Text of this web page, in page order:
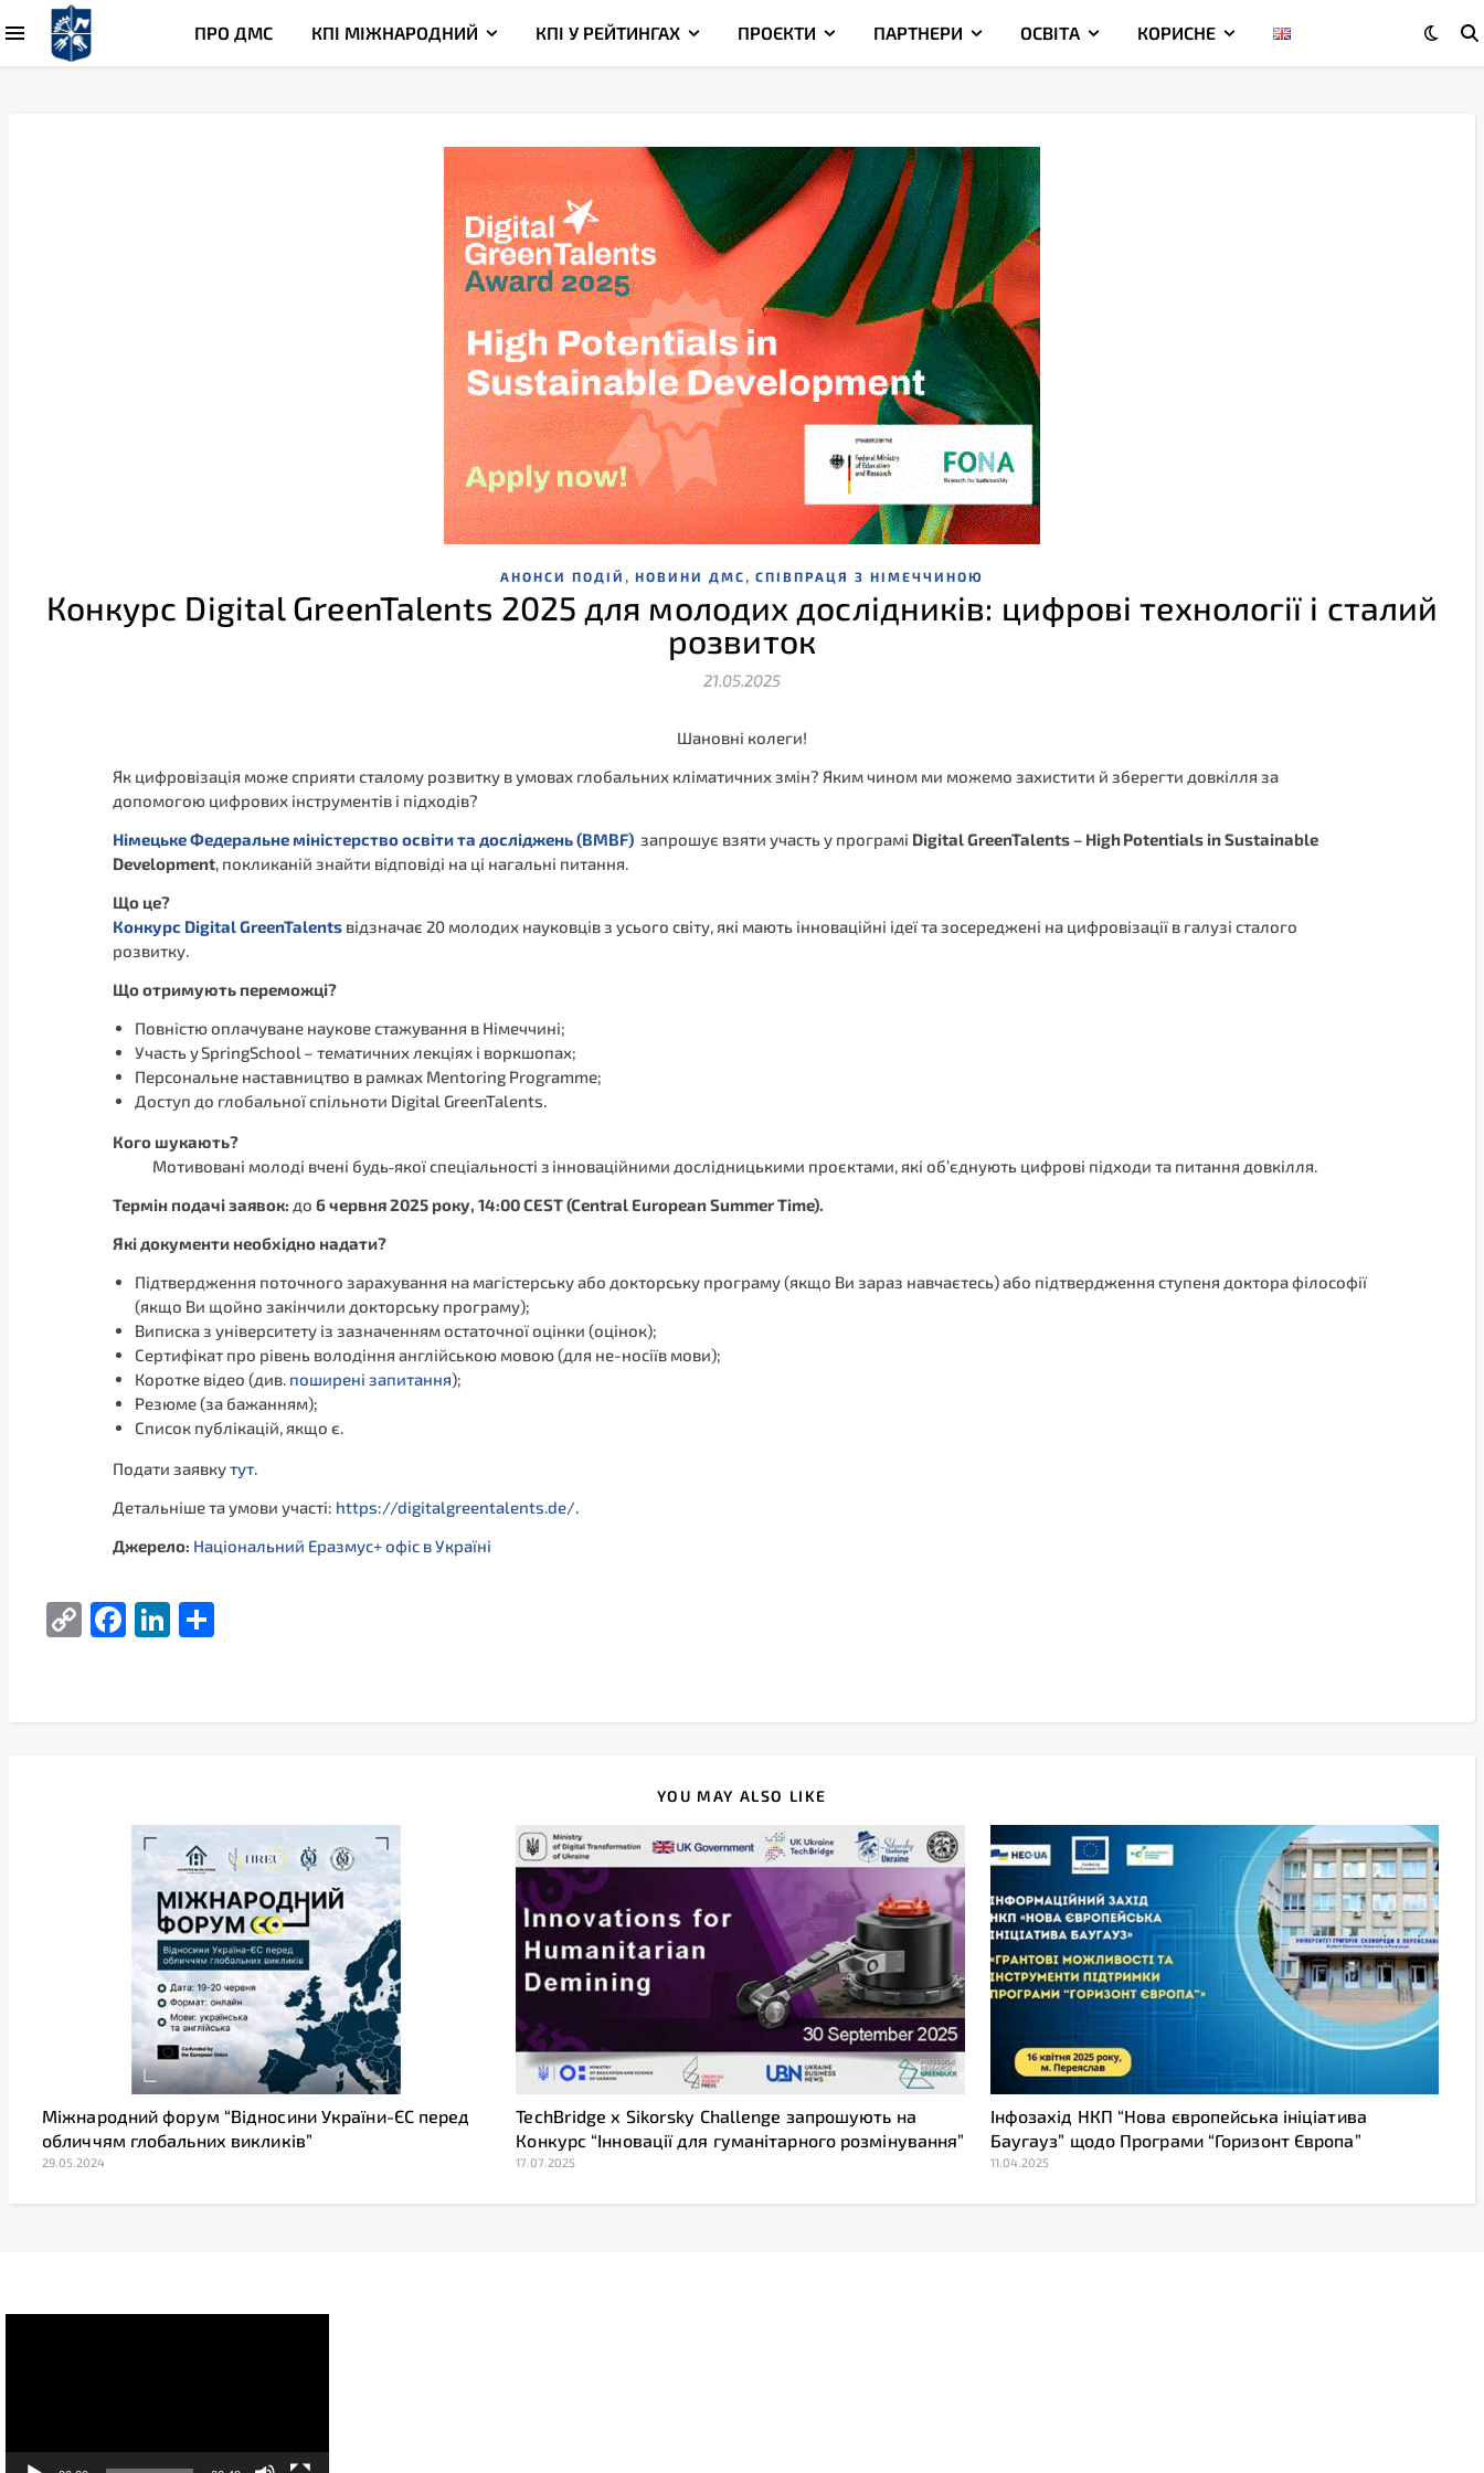
ПРО ДМС КПІ МІЖНАРОДНИЙ КПІ У РЕЙТИНГАХ ПРОЄКТИ ПАРТНЕРИ ОСВІТА КОРИСНЕ
АНОНСИ ПОДІЙ , НОВИНИ ДМС , СПІВПРАЦЯ З НІМЕЧЧИНОЮ
Конкурс Digital GreenTalents 2025 для молодих дослідників: цифрові технології і сталий
розвиток
21.05.2025
Шановні колеги!
Як цифровізація може сприяти сталому розвитку в умовах глобальних кліматичних змін? Яким чином ми можемо захистити й зберегти довкілля за
допомогою цифрових інструментів і підходів?
Німецьке Федеральне міністерство освіти та досліджень (BMBF) запрошує взяти участь у програмі DigitalGreenTalents – HighPotentials inSustainable
Development, покликаній знайти відповіді на ці нагальні питання.
Що це?
Конкурс Digital GreenTalents відзначає 20 молодих науковців з усього світу, які мають інноваційні ідеї та зосереджені на цифровізації в галузі сталого
розвитку.
Що отримують переможці?
Повністю оплачуване наукове стажування в Німеччині;
Участь у SpringSchool – тематичних лекціях і воркшопах;
Персональне наставництво в рамках Mentoring Programme;
Доступ до глобальної спільноти Digital GreenTalents.
Кого шукають?
Мотивовані молоді вчені будь‑якої спеціальності з інноваційними дослідницькими проєктами, які об’єднують цифрові підходи та питання довкілля.
Термін подачі заявок: до 6 червня 2025 року, 14:00 CEST(Central European Summer Time).
Які документи необхідно надати?
Підтвердження поточного зарахування на магістерську або докторську програму (якщо Ви зараз навчаєтесь) або підтвердження ступеня доктора філософії
(якщо Ви щойно закінчили докторську програму);
Виписка з університету із зазначенням остаточної оцінки (оцінок);
Сертифікат про рівень володіння англійською мовою (для не-носіїв мови);
Коротке відео (див. поширені запитання);
Резюме (за бажанням);
Список публікацій, якщо є.
Подати заявкутут.
Детальніше та умови участі: https://digitalgreentalents.de/.
Джерело: Національний Еразмус+ офіс в Україні
CopyFacebook
LinkedIn
YOU MAY ALSO LIKE
Міжнародний форум “Відносини України-ЄС перед
обличчям глобальних викликів”
29.05.2024
TechBridge x Sikorsky Challenge запрошують на
Конкурс “Інновації для гуманітарного розмінування”
17.07.2025
Інфозахід НКП “Нова європейська ініціатива
Баугауз” щодо Програми “Горизонт Європа”
11.04.2025